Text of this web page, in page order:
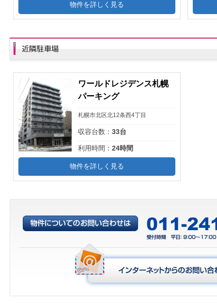
物件を詳しく見る
ワールドレジデンス札幌
パーキング
札幌市北区北12条西4丁目
収容台数：33台
利用時間：24時間
物件を詳しく見る